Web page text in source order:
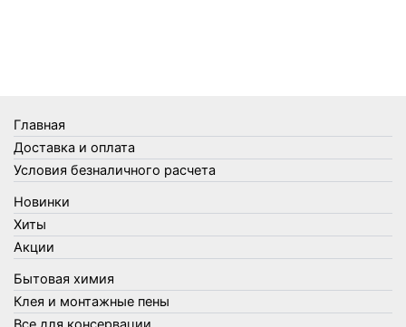
Товары для кухни
Товары для сада и огорода
Товары для туризма и отдыха
Упаковка
Утеплители и прочее
Фонари, лампы и удлинители
Хозяйственные товары
Швабры, стекломои, черенки и насадки
Главная
Доставка и оплата
Условия безналичного расчета
Новинки
Хиты
Акции
Бытовая химия
Клея и монтажные пены